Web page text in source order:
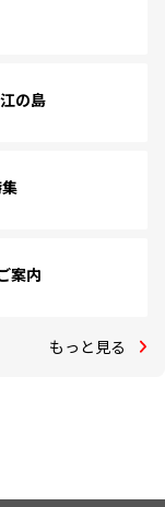
の島
案内
もっと見る